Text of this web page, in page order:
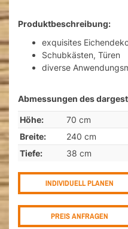
Produktbeschreibung:
exquisites
Schubkästen, Türen
diverse
Abmessungen des
Höhe:
70 cm
Breite:
240 cm
Tiefe:
38 cm
INDIVIDUELL PLANEN
PREIS ANFRAGEN